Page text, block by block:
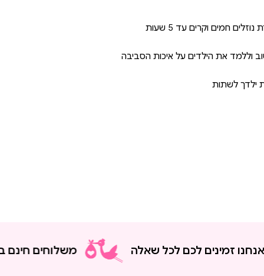
חמים וקרים עד 5 שעות
וללמד את הילדים על איכות הסביבה
ילדך לשתות
זמינים לכם לכל שאלה משלוחים חינם בקנייה